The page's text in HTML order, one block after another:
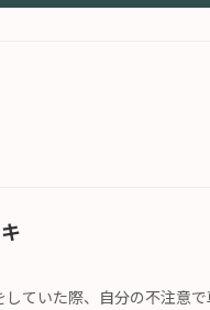
していた際、自分の不注意